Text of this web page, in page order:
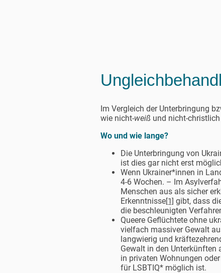
Im Vergleich der Unterbringung
wie nicht-weiß und nicht-
Wo und wie lange?
Die Unterbringung von
ist dies gar nicht erst
Wenn Ukrainer*innen in
4-6 Wochen. – Im
Menschen aus als sicher
Erkenntnisse[1] gibt, dass
die beschleunigten
Queere Geflüchtete ohne
vielfach massiver Gewalt
langwierig und
Gewalt in den Unterkünften
in privaten Wohnungen
für LSBTIQ* möglich ist.